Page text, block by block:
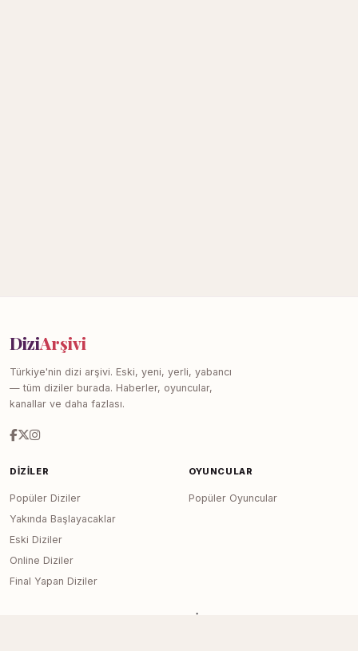
DiziArşivi
Türkiye'nin dizi arşivi. Eski, yeni, yerli, yabancı
— tüm diziler burada. Haberler, oyuncular,
kanallar ve daha fazlası.
DIZILER
Popüler Diziler
Yakında Başlayacaklar
Eski Diziler
Online Diziler
Final Yapan Diziler
OYUNCULAR
Popüler Oyuncular
SITE